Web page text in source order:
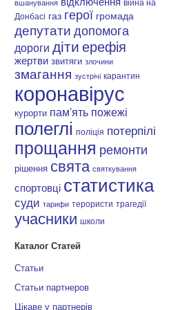
вшанування
війна на
Донбасі газ герої громада
депутати допомога
дороги діти ерефія
жертви звитяги злочини
змагання зустрічі карантин
коронавірус
курорти пам'ять пожежі
полеглі поліція потерпілі
прощання ремонти
рішення свята святкування
спортовці статистика
суди тарифи терористи трагедії
учасники школи
Каталог Статей
Статьи
Статьи партнеров
Цікаве у партнерів